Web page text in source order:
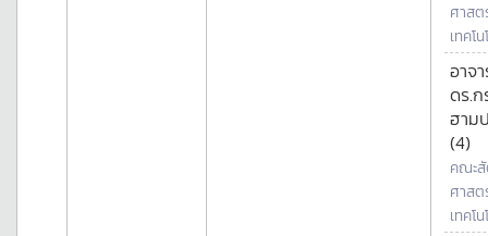
ศาสต
เทคโ
อาจ
ดร.
ฮาม
(4)
คณะ
ศาสต
เทคโ